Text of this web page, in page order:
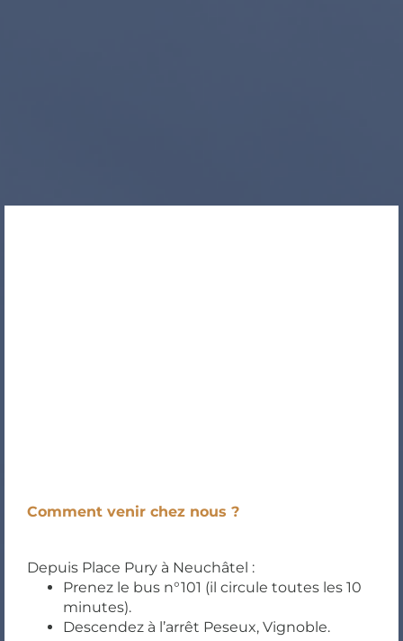
Comment venir chez nous ?
Depuis Place Pury à Neuchâtel :
Prenez le bus n°101 (il circule toutes les 10
minutes).
Descendez à l’arrêt Peseux, Vignoble.